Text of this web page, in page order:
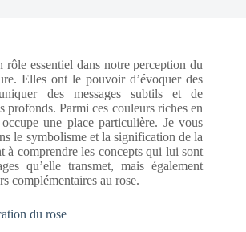
rôle essentiel dans notre perception du
Elles ont le pouvoir d’évoquer des
des messages subtils et de
profonds. Parmi ces couleurs riches en
une place particulière. Je vous
le symbolisme et la signification de la
à comprendre les concepts qui lui sont
qu’elle transmet, mais également
complémentaires au rose.
du rose